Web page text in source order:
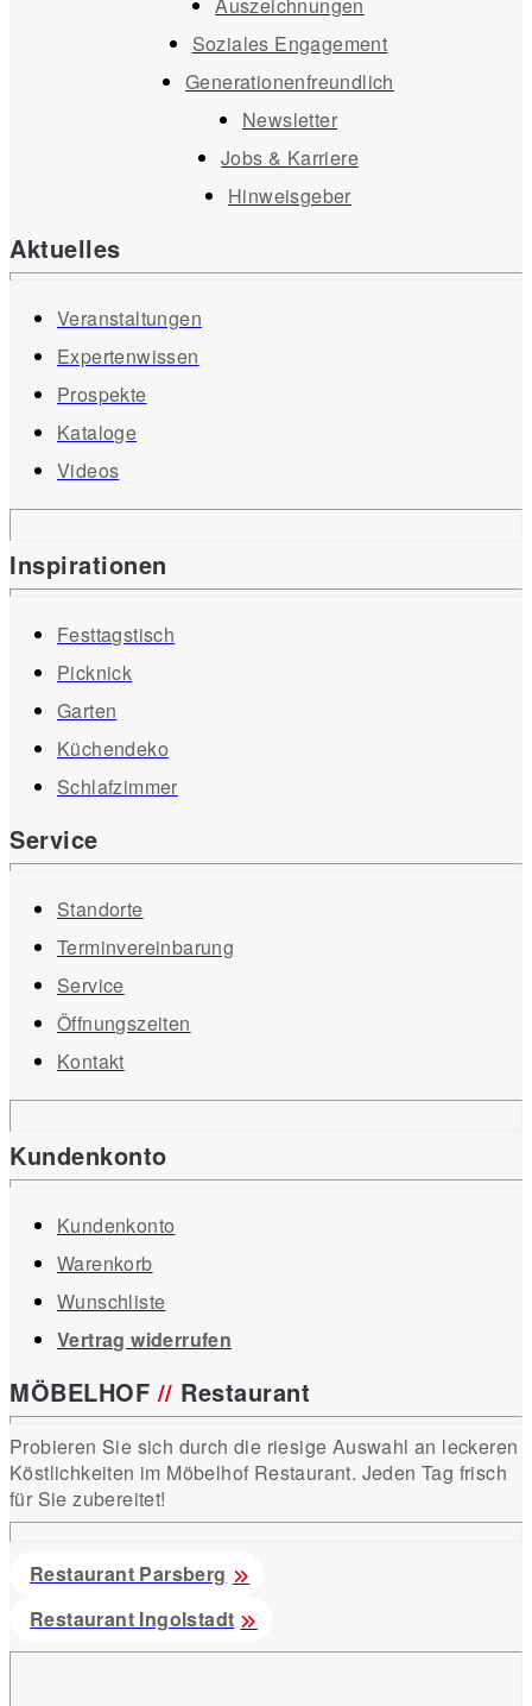
Soziales Engagement
Generationenfreundlich
Newsletter
Jobs & Karriere
Hinweisgeber
Aktuelles
Veranstaltungen
Expertenwissen
Prospekte
Kataloge
Videos
Inspirationen
Festtagstisch
Picknick
Garten
Küchendeko
Schlafzimmer
Service
Standorte
Terminvereinbarung
Service
Öffnungszeiten
Kontakt
Kundenkonto
Kundenkonto
Warenkorb
Wunschliste
Vertrag widerrufen
MÖBELHOF // Restaurant
Probieren Sie sich durch die riesige Auswahl an leckeren
Köstlichkeiten im Möbelhof Restaurant. Jeden Tag frisch
für Sie zubereitet!
Restaurant Parsberg
Restaurant Ingolstadt